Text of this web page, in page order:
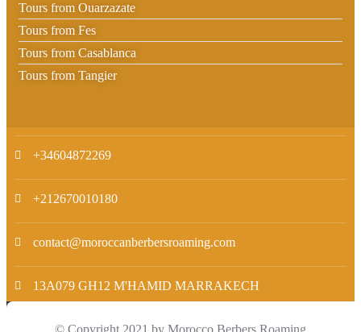
Tours from Ouarzazate
Tours from Fes
Tours from Casablanca
Tours from Tangier
+34604872269
+212670010180
contact@moroccanberbersroaming.com
13A079 GH12 M'HAMID MARRAKECH